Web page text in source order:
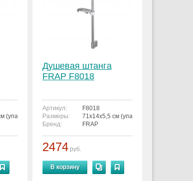
(упаковка) / высота 70 см
Душевая штанга
FRAP F8018
Артикул:
F8018
Размеры:
71x14x5,5 см (упаковка) / высота 70 см
Бренд:
FRAP
2474 руб.
В корзину